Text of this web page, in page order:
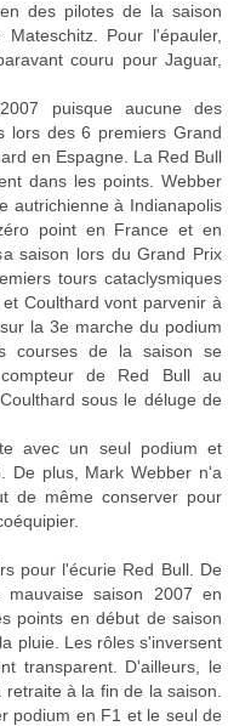
des pilotes de la saison
Pour l'épauler,
couru pour Jaguar,
puisque aucune des
lors des 6 premiers Grand
en Espagne. La Red Bull
dans les points. Webber
autrichienne à Indianapolis
point en France et en
saison lors du Grand Prix
tours cataclysmiques
Coulthard vont parvenir à
la 3e marche du podium
courses de la saison se
de Red Bull au
sous le déluge de
avec un seul podium et
De plus, Mark Webber n'a
de même conserver pour
pour l'écurie Red Bull. De
saison 2007 en
points en début de saison
pluie. Les rôles s'inversent
transparent. D'ailleurs, le
à la fin de la saison.
podium en F1 et le seul de